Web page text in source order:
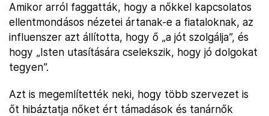
Amikor arról faggatták, hogy a nőkkel kapcsolatos
ellentmondásos nézetei ártanak-e a fiataloknak, az
influenszer azt állította, hogy ő „a jót szolgálja”, és
hogy „Isten utasítására cselekszik, hogy jó dolgokat
tegyen”.
Azt is megemlítették neki, hogy több szervezet is
őt hibáztatja nőket ért támadások és tanárnők